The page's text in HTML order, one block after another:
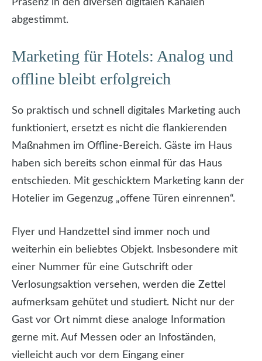
Präsenz in den diversen digitalen Kanälen
abgestimmt.
Marketing für Hotels: Analog und
offline bleibt erfolgreich
So praktisch und schnell digitales Marketing auch
funktioniert, ersetzt es nicht die flankierenden
Maßnahmen im Offline-Bereich. Gäste im Haus
haben sich bereits schon einmal für das Haus
entschieden. Mit geschicktem Marketing kann der
Hotelier im Gegenzug „offene Türen einrennen“.
Flyer und Handzettel sind immer noch und
weiterhin ein beliebtes Objekt. Insbesondere mit
einer Nummer für eine Gutschrift oder
Verlosungsaktion versehen, werden die Zettel
aufmerksam gehütet und studiert. Nicht nur der
Gast vor Ort nimmt diese analoge Information
gerne mit. Auf Messen oder an Infoständen,
vielleicht auch vor dem Eingang einer